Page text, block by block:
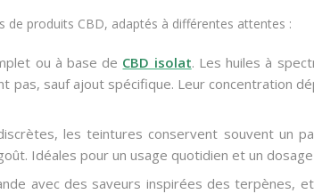
produits CBD, adaptés à différentes attentes :
ou à base de CBD isolat. Les huiles à
pas, sauf ajout spécifique. Leur concentration
les teintures conservent souvent un
Idéales pour un usage quotidien et un
avec des saveurs inspirées des terpènes,